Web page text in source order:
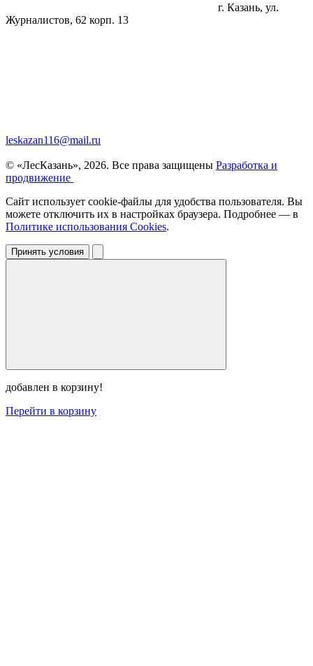
г. Казань, ул.
Журналистов, 62 корп. 13
leskazan116@mail.ru
© «ЛесКазань», 2026. Все права защищены Разработка и
продвижение
Сайт использует cookie-файлы для удобства пользователя. Вы
можете отключить их в настройках браузера. Подробнее — в
Политике использования Cookies.
Принять условия
добавлен в корзину!
Перейти в корзину